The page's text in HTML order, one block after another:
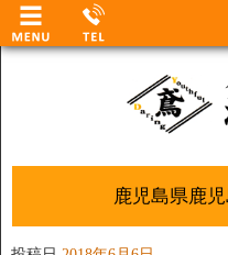
鹿児島県鹿